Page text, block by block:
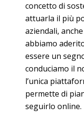
concetto di
attuarla il più
aziendali,
abbiamo
essere un
conduciamo il
l’unica
permette di
seguirlo online.